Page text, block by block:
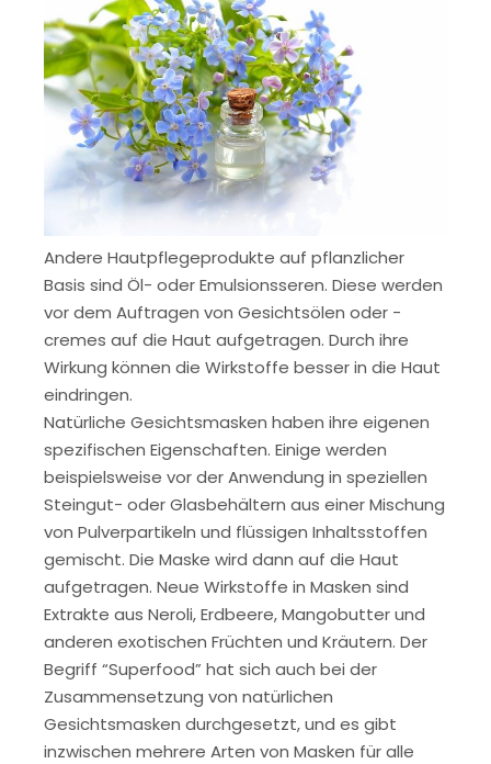
Andere Hautpflegeprodukte auf pflanzlicher
Basis sind Öl- oder Emulsionsseren. Diese werden
vor dem Auftragen von Gesichtsölen oder -
cremes auf die Haut aufgetragen. Durch ihre
Wirkung können die Wirkstoffe besser in die Haut
eindringen.
Natürliche Gesichtsmasken haben ihre eigenen
spezifischen Eigenschaften. Einige werden
beispielsweise vor der Anwendung in speziellen
Steingut- oder Glasbehältern aus einer Mischung
von Pulverpartikeln und flüssigen Inhaltsstoffen
gemischt. Die Maske wird dann auf die Haut
aufgetragen. Neue Wirkstoffe in Masken sind
Extrakte aus Neroli, Erdbeere, Mangobutter und
anderen exotischen Früchten und Kräutern. Der
Begriff “Superfood” hat sich auch bei der
Zusammensetzung von natürlichen
Gesichtsmasken durchgesetzt, und es gibt
inzwischen mehrere Arten von Masken für alle